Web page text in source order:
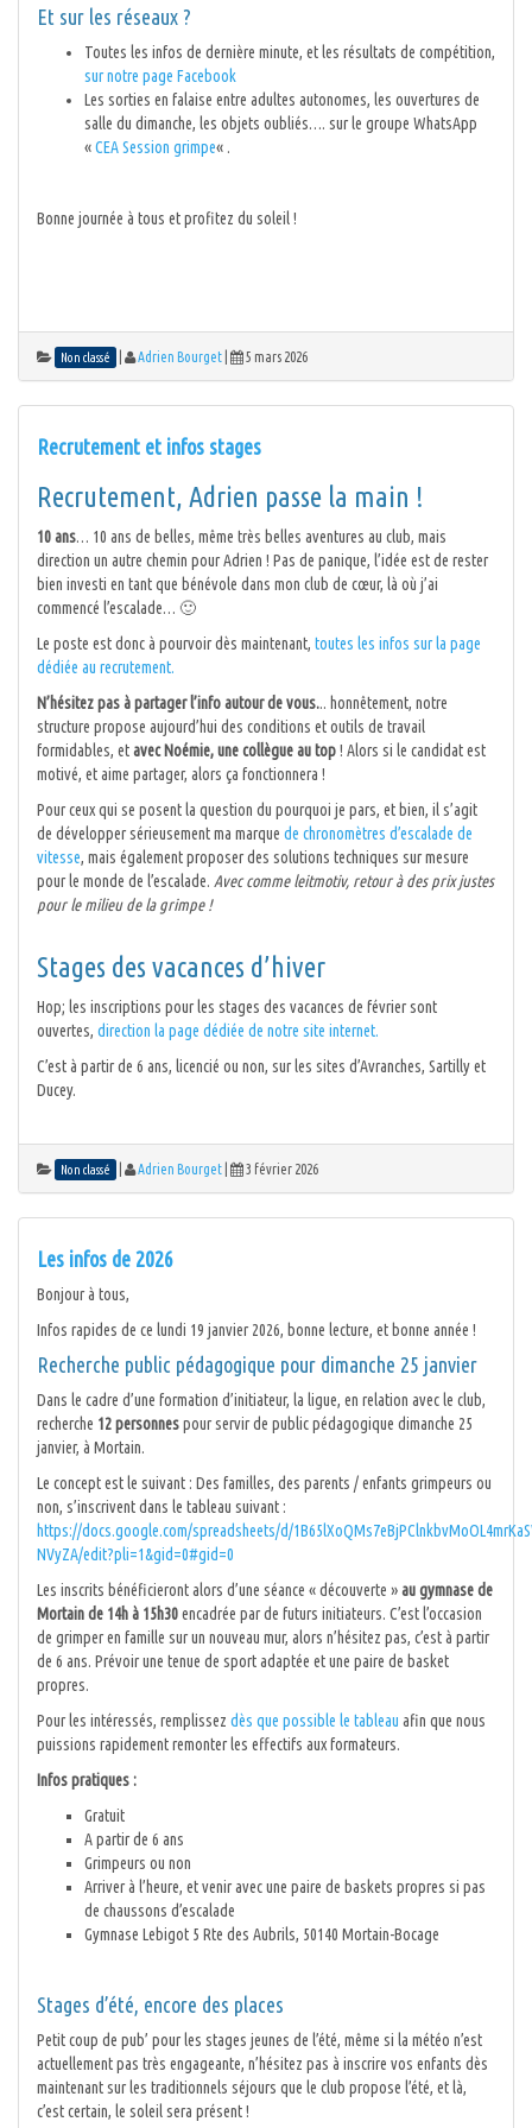
Et sur les réseaux ?
Toutes les infos de dernière minute, et les résultats de compétition,
sur notre page Facebook
Les sorties en falaise entre adultes autonomes, les ouvertures de
salle du dimanche, les objets oubliés…. sur le groupe WhatsApp
«CEA Session grimpe« .
Bonne journée à tous et profitez du soleil !
Non classé Adrien Bourget 5 mars 2026
Recrutement et infos stages
Recrutement, Adrien passe la main !
10 ans… 10 ans de belles, même très belles aventures au club, mais
direction un autre chemin pour Adrien ! Pas de panique, l’idée est de rester
bien investi en tant que bénévole dans mon club de cœur, là où j’ai
commencé l’escalade… 🙂
Le poste est donc à pourvoir dès maintenant, toutes les infos sur la page
dédiée au recrutement.
N’hésitez pas à partager l’info autour de vous... honnêtement, notre
structure propose aujourd’hui des conditions et outils de travail
formidables, etavec Noémie, une collègue au top! Alors si le candidat est
motivé, et aime partager, alors ça fonctionnera !
Pour ceux qui se posent la question du pourquoi je pars, et bien, il s’agit
de développer sérieusement ma marque de chronomètres d’escalade de
vitesse, mais également proposer des solutions techniques sur mesure
pour le monde de l’escalade. Avec comme leitmotiv, retour à des prix justes
pour le milieu de la grimpe !
Stages des vacances d’hiver
Hop; les inscriptions pour les stages des vacances de février sont
ouvertes, direction la page dédiée de notre site internet.
C’est à partir de 6 ans, licencié ou non, sur les sites d’Avranches, Sartilly et
Ducey.
Non classé Adrien Bourget 3 février 2026
Les infos de 2026
Bonjour à tous,
Infos rapides de ce lundi 19 janvier 2026, bonne lecture, et bonne année !
Recherche public pédagogique pour dimanche 25 janvier
Dans le cadre d’une formation d’initiateur, la ligue, en relation avec le club,
recherche 12 personnespour servir de public pédagogique dimanche 25
janvier, à Mortain.
Le concept est le suivant : Des familles, des parents / enfants grimpeurs ou
non, s’inscrivent dans le tableau suivant :
https://docs.google.com/spreadsheets/d/
NVyZA/edit?pli=1&gid=0#gid=0
Les inscrits bénéficieront alors d’une séance « découverte »au gymnase de
Mortain de 14h à 15h30encadrée par de futurs initiateurs. C’est l’occasion
de grimper en famille sur un nouveau mur, alors n’hésitez pas, c’est à partir
de 6 ans. Prévoir une tenue de sport adaptée et une paire de basket
propres.
Pour les intéressés, remplissez dès que possible le tableau afin que nous
puissions rapidement remonter les effectifs aux formateurs.
Infos pratiques :
Gratuit
A partir de 6 ans
Grimpeurs ou non
Arriver à l’heure, et venir avec une paire de baskets propres si pas
de chaussons d’escalade
Gymnase Lebigot 5 Rte des Aubrils, 50140 Mortain-Bocage
Stages d’été, encore des places
Petit coup de pub’ pour les stages jeunes de l’été, même si la météo n’est
actuellement pas très engageante, n’hésitez pas à inscrire vos enfants dès
maintenant sur les traditionnels séjours que le club propose l’été, et là,
c’est certain, le soleil sera présent !